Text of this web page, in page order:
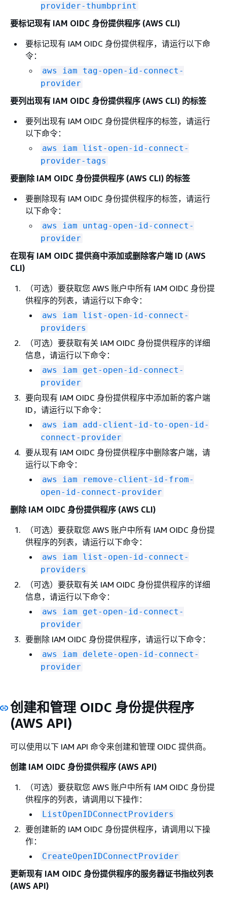
provider-thumbprint
要标记现有 IAM OIDC 身份提供程序 (AWS CLI)
要标记现有 IAM OIDC 身份提供程序，请运行以下命
令：
aws iam tag-open-id-connect-
provider
要列出现有 IAM OIDC 身份提供程序 (AWS CLI) 的标签
要列出现有 IAM OIDC 身份提供程序的标签，请运行
以下命令：
aws iam list-open-id-connect-
provider-tags
要删除 IAM OIDC 身份提供程序 (AWS CLI) 的标签
要删除现有 IAM OIDC 身份提供程序的标签，请运行
以下命令：
aws iam untag-open-id-connect-
provider
在现有 IAM OIDC 提供商中添加或删除客户端 ID (AWS
CLI)
（可选）要获取您 AWS 账户中所有 IAM OIDC 身份提
供程序的列表，请运行以下命令：
aws iam list-open-id-connect-
providers
（可选）要获取有关 IAM OIDC 身份提供程序的详细
信息，请运行以下命令：
aws iam get-open-id-connect-
provider
要向现有 IAM OIDC 身份提供程序中添加新的客户端
ID，请运行以下命令：
aws iam add-client-id-to-open-id-
connect-provider
要从现有 IAM OIDC 身份提供程序中删除客户端，请
运行以下命令：
aws iam remove-client-id-from-
open-id-connect-provider
删除 IAM OIDC 身份提供程序 (AWS CLI)
（可选）要获取您 AWS 账户中所有 IAM OIDC 身份提
供程序的列表，请运行以下命令：
aws iam list-open-id-connect-
providers
（可选）要获取有关 IAM OIDC 身份提供程序的详细
信息，请运行以下命令：
aws iam get-open-id-connect-
provider
要删除 IAM OIDC 身份提供程序，请运行以下命令：
aws iam delete-open-id-connect-
provider
创建和管理 OIDC 身份提供程序
(AWS API)
可以使用以下 IAM API 命令来创建和管理 OIDC 提供商。
创建 IAM OIDC 身份提供程序 (AWS API)
（可选）要获取您 AWS 账户中所有 IAM OIDC 身份提
供程序的列表，请调用以下操作：
ListOpenIDConnectProviders
要创建新的 IAM OIDC 身份提供程序，请调用以下操
作：
CreateOpenIDConnectProvider
更新现有 IAM OIDC 身份提供程序的服务器证书指纹列表
(AWS API)